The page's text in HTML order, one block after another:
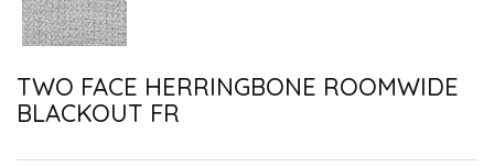
TWO FACE HERRINGBONE ROOMWIDE
BLACKOUT FR